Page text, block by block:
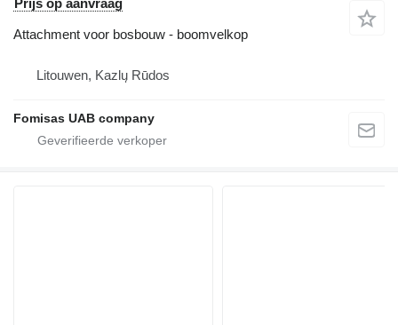
Prijs op aanvraag
Attachment voor bosbouw - boomvelkop
Litouwen, Kazlų Rūdos
Fomisas UAB company